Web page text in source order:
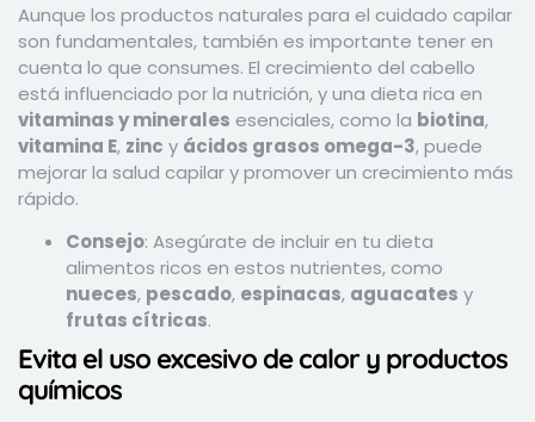
Aunque los productos naturales para el cuidado capilar
son fundamentales, también es importante tener en
cuenta lo que consumes. El crecimiento del cabello
está influenciado por la nutrición, y una dieta rica en
vitaminas y minerales esenciales, como la biotina,
vitamina E, zinc y ácidos grasos omega-3, puede
mejorar la salud capilar y promover un crecimiento más
rápido.
Consejo: Asegúrate de incluir en tu dieta
alimentos ricos en estos nutrientes, como
nueces, pescado, espinacas, aguacates y
frutas cítricas.
Evita el uso excesivo de calor y productos
químicos